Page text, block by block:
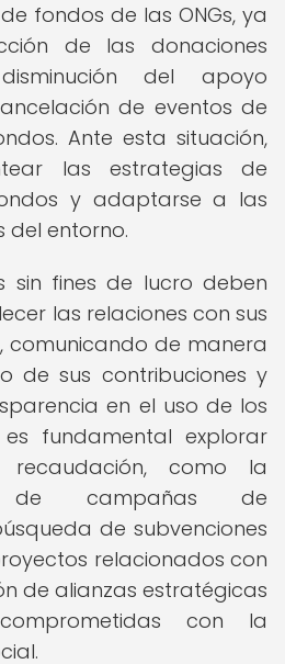
fondos de las ONGs, ya
de las donaciones
del apoyo
de eventos de
Ante esta situación,
las estrategias de
y adaptarse a las
del entorno.
sin fines de lucro deben
las relaciones con sus
comunicando de manera
de sus contribuciones y
en el uso de los
es fundamental explorar
como la
de campañas de
de subvenciones
relacionados con
de alianzas estratégicas
con la